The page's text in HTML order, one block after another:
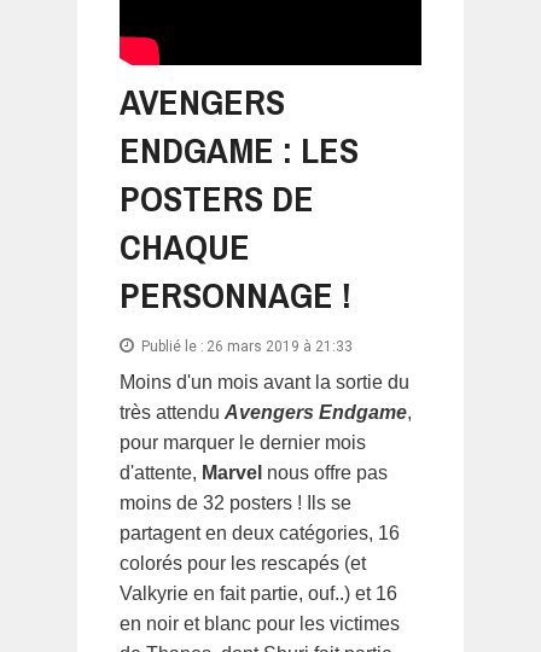
AVENGERS
ENDGAME : LES
POSTERS DE
CHAQUE
PERSONNAGE !
Publié le : 26 mars 2019 à 21:33
Moins d'un mois avant la sortie du
très attendu Avengers Endgame,
pour marquer le dernier mois
d'attente, Marvel nous offre pas
moins de 32 posters ! Ils se
partagent en deux catégories, 16
colorés pour les rescapés (et
Valkyrie en fait partie, ouf..) et 16
en noir et blanc pour les victimes